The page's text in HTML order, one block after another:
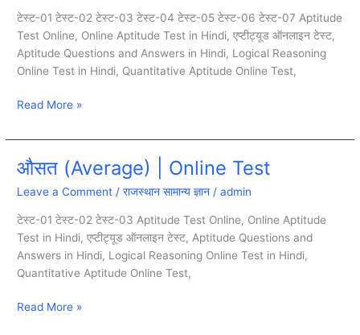
टेस्ट-01 टेस्ट-02 टेस्ट-03 टेस्ट-04 टेस्ट-05 टेस्ट-06 टेस्ट-07 Aptitude
Test Online, Online Aptitude Test in Hindi, एप्टीट्यूड ऑनलाइन टेस्ट,
Aptitude Questions and Answers in Hindi, Logical Reasoning
Online Test in Hindi, Quantitative Aptitude Online Test,
(Speed
Distance)
Online
Read More »
औसत (Average) | Online Test
Leave a Comment /राजस्थान सामान्य ज्ञान /admin
टेस्ट-01 टेस्ट-02 टेस्ट-03 Aptitude Test Online, Online Aptitude
Test in Hindi, एप्टीट्यूड ऑनलाइन टेस्ट, Aptitude Questions and
Answers in Hindi, Logical Reasoning Online Test in Hindi,
Quantitative Aptitude Online Test,
औसत
|
Online
Test
Read More »